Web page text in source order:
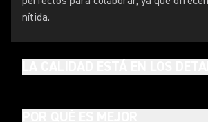
nítida.